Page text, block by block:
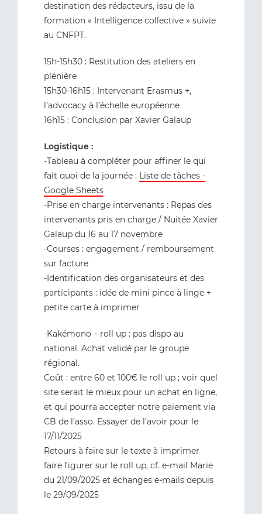
destination des rédacteurs, issu de la
formation « Intelligence collective » suivie
au CNFPT.
15h-15h30 : Restitution des ateliers en
plénière
15h30-16h15 : Intervenant Erasmus +,
l’advocacy à l’échelle européenne
16h15 : Conclusion par Xavier Galaup
Logistique :
-Tableau à compléter pour affiner le qui
fait quoi de la journée : Liste de tâches -
Google Sheets
-Prise en charge intervenants : Repas des
intervenants pris en charge / Nuitée Xavier
Galaup du 16 au 17 novembre
-Courses : engagement / remboursement
sur facture
-Identification des organisateurs et des
participants : idée de mini pince à linge +
petite carte à imprimer
-Kakémono – roll up : pas dispo au
national. Achat validé par le groupe
régional.
Coût : entre 60 et 100€ le roll up ; voir quel
site serait le mieux pour un achat en ligne,
et qui pourra accepter notre paiement via
CB de l’asso. Essayer de l’avoir pour le
17/11/2025
Retours à faire sur le texte à imprimer
faire figurer sur le roll up, cf. e-mail Marie
du 21/09/2025 et échanges e-mails depuis
le 29/09/2025